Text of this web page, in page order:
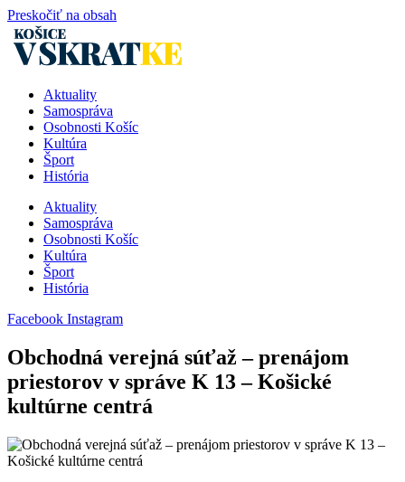
Preskočiť na obsah
Aktuality
Samospráva
Osobnosti Košíc
Kultúra
Šport
História
Aktuality
Samospráva
Osobnosti Košíc
Kultúra
Šport
História
Facebook Instagram
Obchodná verejná súťaž – prenájom
priestorov v správe K 13 – Košické
kultúrne centrá